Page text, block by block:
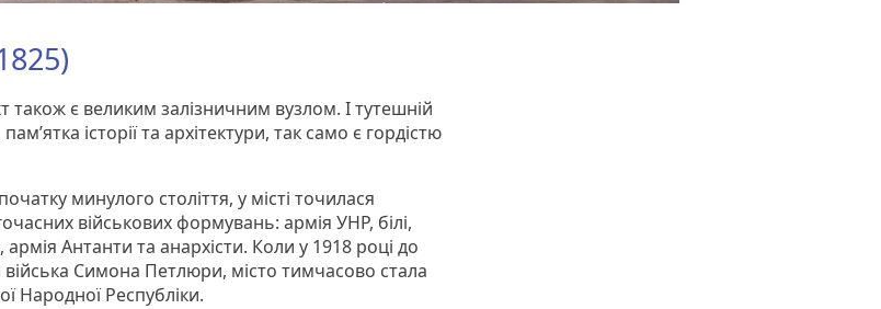
також є великим залізничним вузлом. І тутешній
історії та архітектури, так само є гордістю
минулого століття, у місті точилася
військових формувань: армія УНР, білі,
Антанти та анархісти. Коли у 1918 році до
Симона Петлюри, місто тимчасово стала
Народної Республіки.